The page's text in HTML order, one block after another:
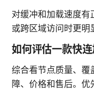
对缓冲和加载速度有
或跨区域访问时更明
如何评估一款快连
综合看节点质量、覆
障、价格和售后。优